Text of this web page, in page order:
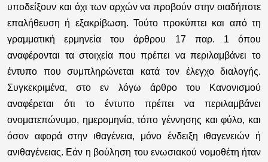
υποδείξουν και όχι των αρχών να προβούν στην οιαδήποτε
επαλήθευση ή εξακρίβωση. Τούτο προκύπτει και από τη
γραμματική ερμηνεία του άρθρου 17 παρ. 1 όπου
αναφέρονται τα στοιχεία που πρέπει να περιλαμβάνει το
έντυπο που συμπληρώνεται κατά τον έλεγχο διαλογής.
Συγκεκριμένα, στο εν λόγω άρθρο του Κανονισμού
αναφέρεται ότι το έντυπο πρέπει να περιλαμβάνει
ονοματεπώνυμο, ημερομηνία, τόπο γέννησης και φύλο, και
όσον αφορά στην ιθαγένεια, μόνο ένδειξη ιθαγενειών ή
ανιθαγένειας. Εάν η βούληση του ενωσιακού νομοθέτη ήταν